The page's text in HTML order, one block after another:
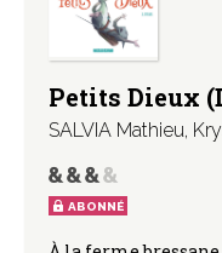
Petits Dieux
SALVIA Mathieu,
ABONNÉ